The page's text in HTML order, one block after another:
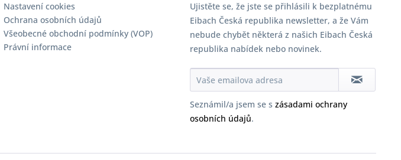
Nastavení cookies
Ochrana osobních údajů
Všeobecné obchodní podmínky (VOP)
Právní informace
Ujistěte se, že jste se přihlásili k bezplatnému
Eibach Česká republika newsletter, a že Vám
nebude chybět některá z našich Eibach Česká
republika nabídek nebo novinek.
Seznámil/a jsem se s zásadami ochrany
osobních údajů.